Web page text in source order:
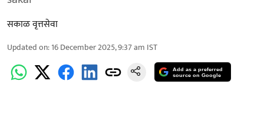
सकाळ वृत्तसेवा
Updated on:16 December 2025, 9:37 am IST
Add as a preferred
source on Google